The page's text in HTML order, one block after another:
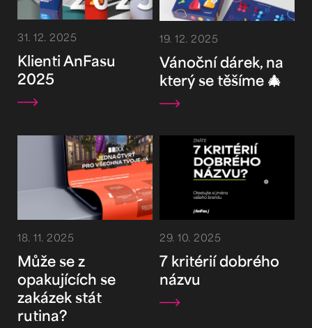
31. 12. 2025
Klienti AnFasu
2025
19. 12. 2025
Vánoční dárek, na
který se těšíme 🎄
18. 11. 2025
Může se z
opakujících se
zakázek stát
rutina?
29. 10. 2025
7 kritérií dobrého
názvu